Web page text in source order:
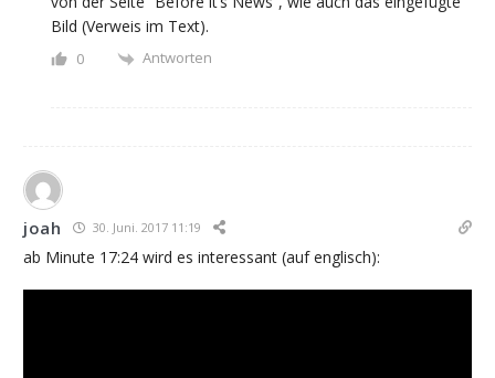
Bild (Verweis im Text).
0 Antworten
joah 30. Juni. 2017 11:19
ab Minute 17:24 wird es interessant (auf englisch):